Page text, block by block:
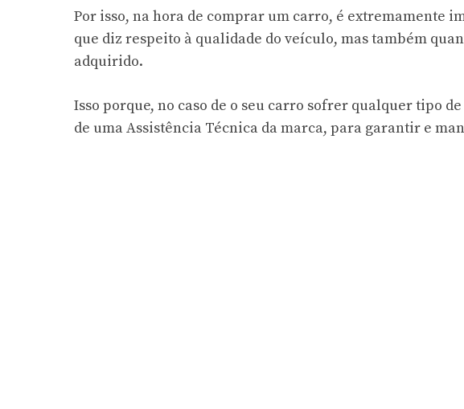
Por isso, na hora de comprar um carro, é extremamente
que diz respeito à qualidade do veículo, mas também
adquirido.
Isso porque, no caso de o seu carro sofrer qualquer tipo
de uma Assistência Técnica da marca, para garantir e